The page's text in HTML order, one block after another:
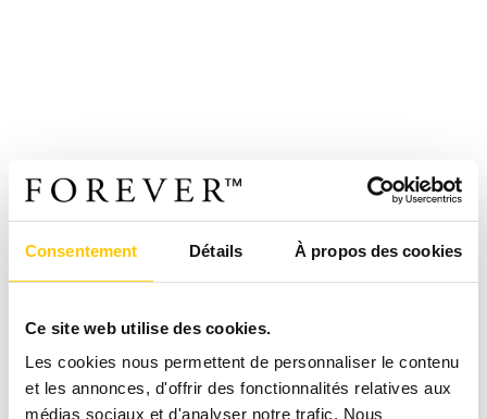
Consentement Détails À propos des cookies
Ce site web utilise des cookies.
Les cookies nous permettent de personnaliser le contenu
et les annonces, d'offrir des fonctionnalités relatives aux
médias sociaux et d'analyser notre trafic. Nous